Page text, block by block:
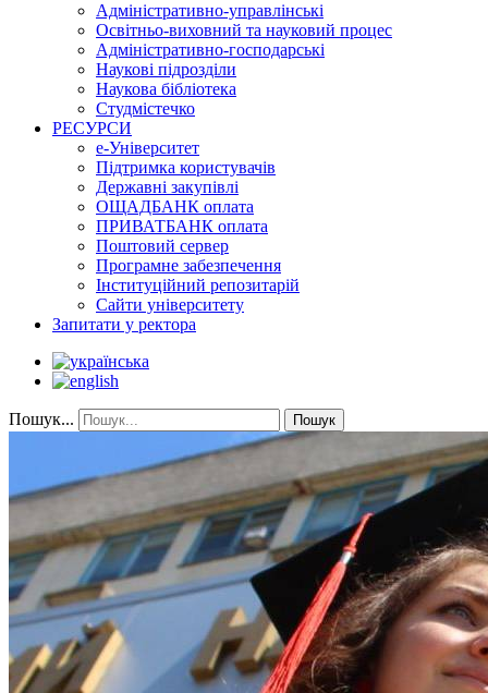
Адміністративно-управлінські
Освітньо-виховний та науковий процес
Адміністративно-господарські
Наукові підрозділи
Наукова бібліотека
Студмістечко
РЕСУРСИ
е-Університет
Підтримка користувачів
Державні закупівлі
ОЩАДБАНК оплата
ПРИВАТБАНК оплата
Поштовий сервер
Програмне забезпечення
Інституційний репозитарій
Сайти університету
Запитати у ректора
Пошук... Пошук